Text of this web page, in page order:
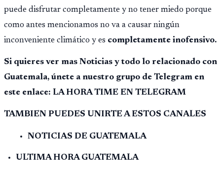
puede disfrutar completamente y no tener miedo porque
como antes mencionamos no va a causar ningún
inconveniente climático y es completamente inofensivo.
Si quieres ver mas Noticias y todo lo relacionado con
Guatemala, únete a nuestro grupo de Telegram en
este enlace: LA HORA TIME EN TELEGRAM
TAMBIEN PUEDES UNIRTE A ESTOS CANALES
NOTICIAS DE GUATEMALA
ULTIMA HORA GUATEMALA